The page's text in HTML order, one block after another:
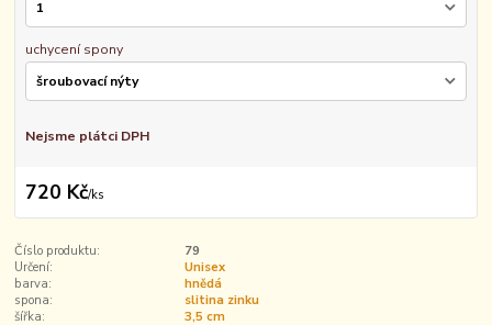
uchycení spony
Nejsme plátci DPH
720 Kč/ks
Číslo produktu:
79
Určení:
Unisex
barva:
hnědá
spona:
slitina zinku
šířka:
3,5 cm